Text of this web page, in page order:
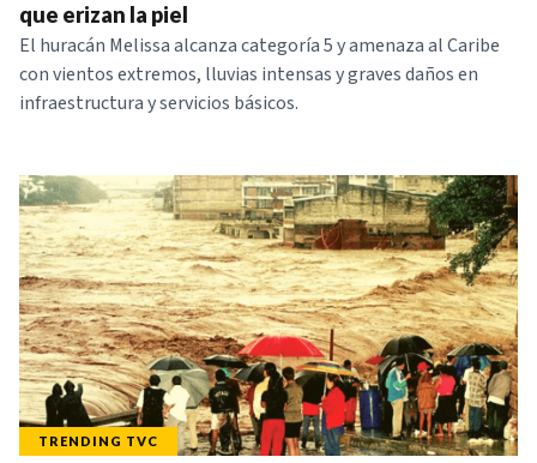
que erizan la piel
El huracán Melissa alcanza categoría 5 y amenaza al Caribe
con vientos extremos, lluvias intensas y graves daños en
infraestructura y servicios básicos.
TRENDING TVC